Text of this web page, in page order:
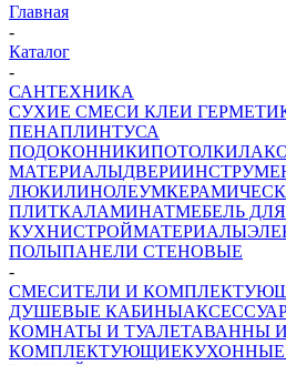
Главная
-
Каталог
-
САНТЕХНИКА
СУХИЕ СМЕСИ КЛЕИ
ПЕНАПЛИНТУСА
ПОДОКОННИКИПОТОЛКИ
МАТЕРИАЛЫДВЕРИ
ЛЮКИЛИНОЛЕУМ
ПЛИТКАЛАМИНАТМЕБЕЛЬ ДЛЯ
КУХНИСТРОЙМАТЕРИАЛЫ
ПОЛЫПАНЕЛИ СТЕНОВЫЕ
-
СМЕСИТЕЛИ И
ДУШЕВЫЕ КАБИНЫ
КОМНАТЫ И ТУАЛЕТАВАННЫ И
КОМПЛЕКТУЮЩИЕ